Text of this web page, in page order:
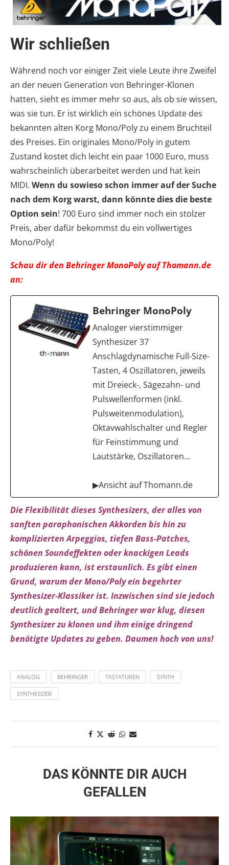
Wir schließen
Während noch vor einiger Zeit viele Leute ihre Zweifel
an der neuen Generation von Behringer-Klonen
hatten, sieht es immer mehr so aus, als ob sie wissen,
was sie tun. Er ist wirklich ein schönes Update des
bekannten alten Korg Mono/Poly zu einem Bruchteil
des Preises. Ein originales Mono/Poly in gutem
Zustand kostet dich leicht ein paar 1000 Euro, muss
wahrscheinlich überarbeitet werden und hat kein
MIDI. Wenn du sowieso schon immer auf der Suche
nach dem Korg warst, dann könnte dies die beste
Option sein! 700 Euro sind immer noch ein stolzer
Preis, aber dafür bekommst du ein vollwertiges
Mono/Poly!
Schau dir den Behringer MonoPoly auf Thomann.de
an:
Behringer MonoPoly
Analoger vierstimmiger
Synthesizer 37
Anschlagdynamische Full-Size-
Tasten, 4 Oszillatoren, jeweils
mit Dreieck-, Sägezahn- und
Pulswellenformen (inkl.
Pulsweitenmodulation),
Oktavwahlschalter und Regler
für Feinstimmung und
Lautstärke, Oszillatoren...
▶Ansicht auf Thomann.de
Die Flexibilität dieses Synthesizers, der alles von
sanften paraphonischen Akkorden bis hin zu
komplizierten Arpeggios, tiefen Bass-Patches,
schönen Soundeffekten oder knackigen Leads
produzieren kann, ist erstaunlich. Es gibt einen
Grund, warum der Mono/Poly ein begehrter
Synthesizer-Klassiker ist. Inzwischen sind sie jedoch
deutlich gealtert, und Behringer war klug, diesen
Synthesizer zu klonen und ihm einige dringend
benötigte Updates zu geben. Daumen hoch von uns!
ANALOG BEHRINGER TASTATUREN SYNTH
SYNTHESIZER
DAS KÖNNTE DIR AUCH
GEFALLEN